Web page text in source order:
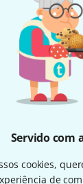
Servido com
cookies,
de
Newsletter
da
poderá
Insights da